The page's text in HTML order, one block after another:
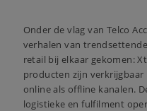
Onder de vlag van Telco
verhalen van
retail bij elkaar gekomen:
producten zijn
online als offline kanalen.
logistieke en fulfilment